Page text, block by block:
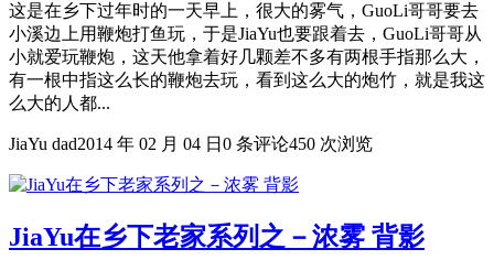
这是在乡下过年时的一天早上，很大的雾气，GuoLi哥哥要去
小溪边上用鞭炮打鱼玩，于是JiaYu也要跟着去，GuoLi哥哥从
小就爱玩鞭炮，这天他拿着好几颗差不多有两根手指那么大，
有一根中指这么长的鞭炮去玩，看到这么大的炮竹，就是我这
么大的人都...
JiaYu dad2014 年 02 月 04 日 0 条评论450 次浏览
JiaYu在乡下老家系列之－浓雾 背影